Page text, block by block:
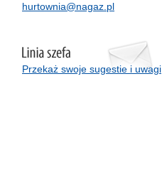
hurtownia@nagaz.pl
Przekaż swoje sugestie i uwagi